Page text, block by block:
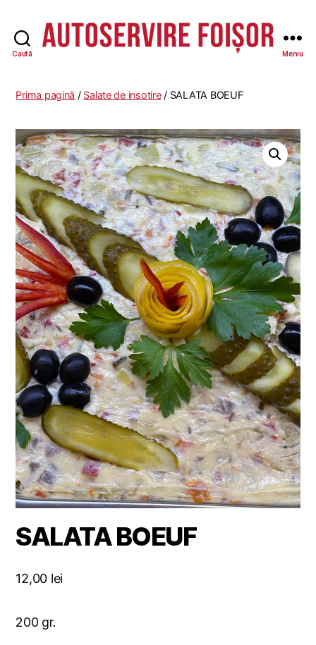
Caută Meniu
Prima pagină / Salate de insotire/ SALATA BOEUF
SALATA BOEUF
12,00 lei
200 gr.